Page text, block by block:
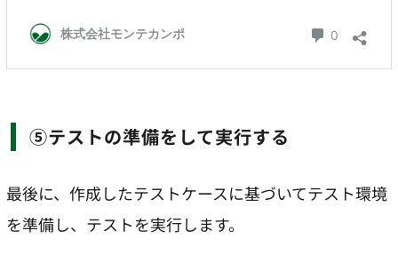
⑤テストの準備をして実行する
最後に、作成したテストケースに基づいてテスト環境
を準備し、テストを実行します。